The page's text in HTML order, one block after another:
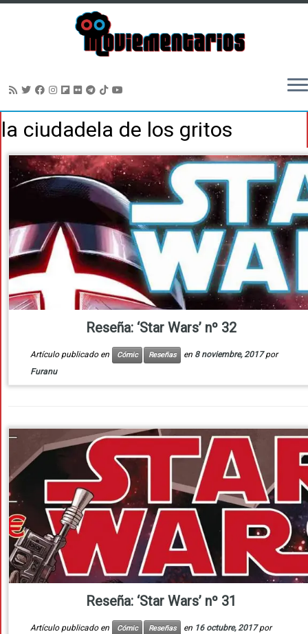
Saltar
alla ciudadela de los gritos
Reseña: ‘Star Wars’ nº 32
Artículo publicado en Cómic Reseñas en 8 noviembre, 2017 por
Furanu
Reseña: ‘Star Wars’ nº 31
Artículo publicado en Cómic Reseñas en 16 octubre, 2017 por